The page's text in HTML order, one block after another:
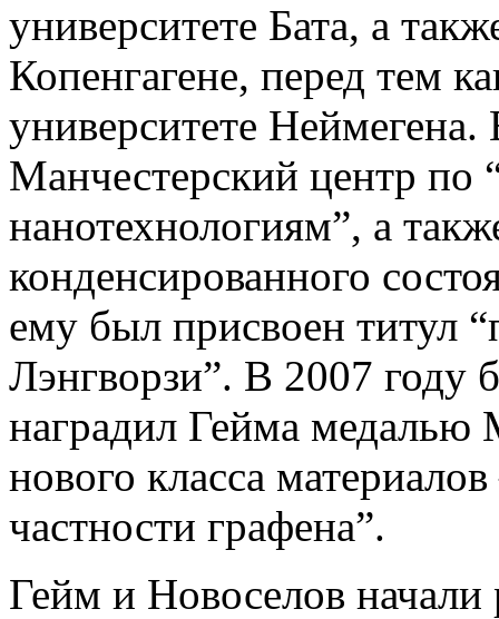
университете Бата, а
Копенгагене, перед тем
университете Неймегена.
Манчестерский центр по
нанотехнологиям”, а
конденсированного
ему был присвоен титул
Лэнгворзи”. В 2007 году
наградил Гейма медалью
нового класса
частности графена”.
Гейм и Новоселов начали